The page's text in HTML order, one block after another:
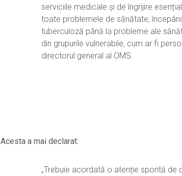
serviciile medicale și de îngrijire
toate problemele de sănătate,
tuberculoză până la probleme ale
din grupurile vulnerabile, cum ar fi
directorul general al OMS.
Acesta a mai declarat:
„Trebuie acordată o atenție sporită